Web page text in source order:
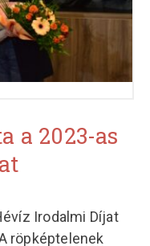
a 2023-as
Irodalmi Díjat
röpképtelenek